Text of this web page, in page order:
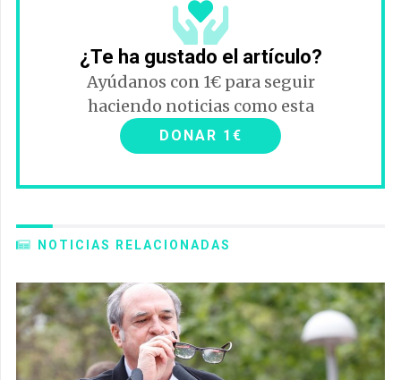
¿Te ha gustado el artículo?
Ayúdanos con 1€ para seguir
haciendo noticias como esta
DONAR 1€
NOTICIAS RELACIONADAS